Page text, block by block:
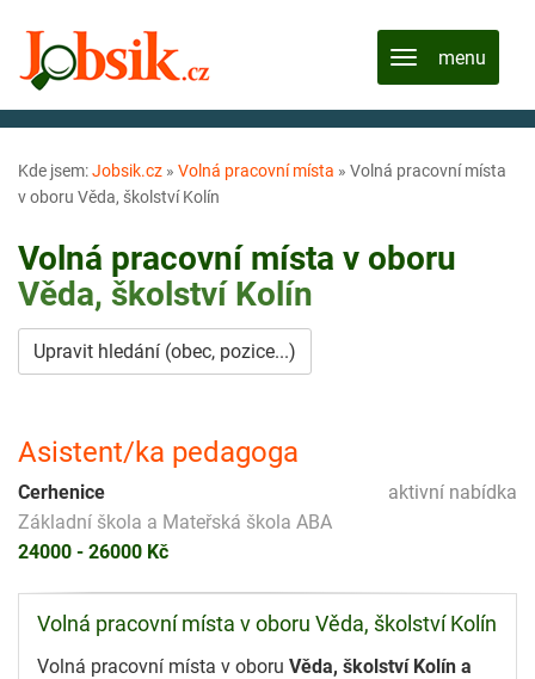
Kde jsem:Jobsik.cz » Volná pracovní místa » Volná pracovní místa
v oboru Věda, školství Kolín
Volná pracovní místa v oboru
Věda, školství Kolín
Upravit hledání (obec, pozice...)
Asistent/ka pedagoga
aktivní nabídka
Cerhenice
Základní škola a Mateřská škola ABA
24000 - 26000 Kč
Volná pracovní místa v oboru Věda, školství Kolín
Volná pracovní místa v oboru Věda, školství Kolín a